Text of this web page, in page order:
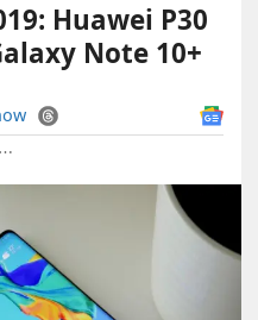
Huawei P30
Note 10+
⋯